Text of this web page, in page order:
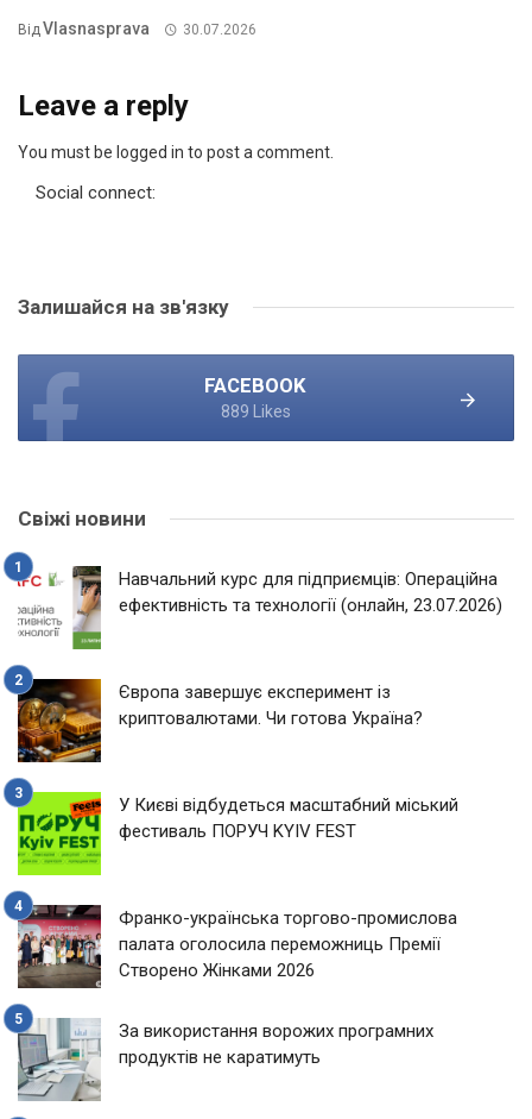
ВідVlasnasprava 30.07.2026
Leave a reply
You must be logged in to post a comment.
Social connect:
Залишайся на зв'язку
FACEBOOK
889 Likes
Свіжі новини
Навчальний курс для підприємців: Операційна
ефективність та технології (онлайн, 23.07.2026)
Європа завершує експеримент із
криптовалютами. Чи готова Україна?
У Києві відбудеться масштабний міський
фестиваль ПОРУЧ KYIV FEST
Франко-українська торгово-промислова
палата оголосила переможниць Премії
Створено Жінками 2026
За використання ворожих програмних
продуктів не каратимуть